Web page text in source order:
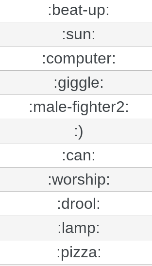
:beat-up:
:sun:
:computer:
:giggle:
:male-fighter2:
:)
:can:
:worship:
:drool:
:lamp:
:pizza: